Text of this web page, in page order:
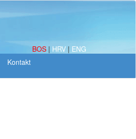
BOS | HRV | ENG